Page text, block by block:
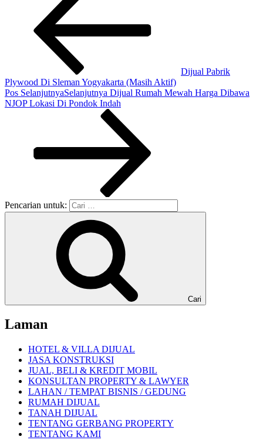
Dijual Pabrik
Plywood Di Sleman Yogyakarta (Masih Aktif)
Pos SelanjutnyaSelanjutnya Dijual Rumah Mewah Harga Dibawa
NJOP Lokasi Di Pondok Indah
Pencarian untuk:
Cari
Laman
HOTEL & VILLA DIJUAL
JASA KONSTRUKSI
JUAL, BELI & KREDIT MOBIL
KONSULTAN PROPERTY & LAWYER
LAHAN / TEMPAT BISNIS / GEDUNG
RUMAH DIJUAL
TANAH DIJUAL
TENTANG GERBANG PROPERTY
TENTANG KAMI